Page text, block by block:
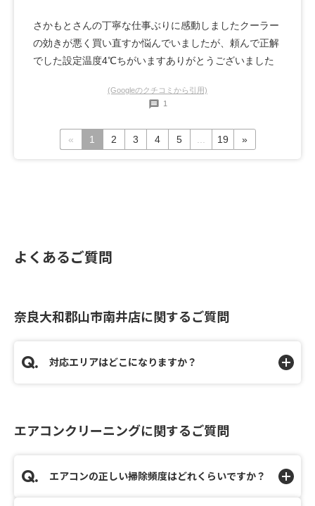
さかもとさんの丁寧な仕事ぶりに感動しましたクーラー
の効きが悪く買い直すか悩んでいましたが、頼んで正解
でした設定温度4℃ちがいますありがとうございました
(Googleのクチコミから引用)
1
« 1 2 3 4 5 19 »
よくあるご質問
奈良大和郡山市南井店に関するご質問
対応エリアはどこになりますか？
エアコンクリーニングに関するご質問
エアコンの正しい掃除頻度はどれくらいですか？